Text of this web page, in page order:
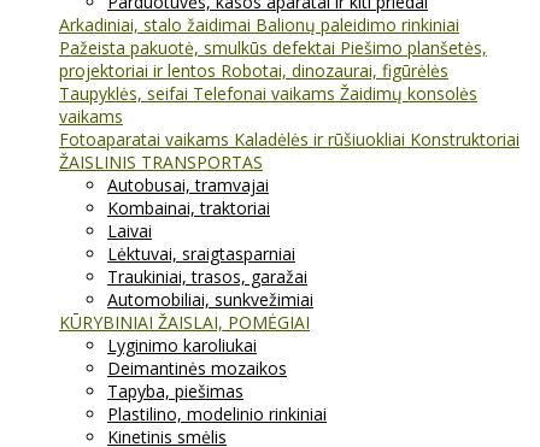
Arkadiniai, stalo žaidimai Balionų paleidimo rinkiniai
Pažeista pakuotė, smulkūs defektai Piešimo planšetės,
projektoriai ir lentos Robotai, dinozaurai, figūrėlės
Taupyklės, seifai Telefonai vaikams Žaidimų konsolės
vaikams
Fotoaparatai vaikams Kaladėlės ir rūšiuokliai Konstruktoriai
ŽAISLINIS TRANSPORTAS
Autobusai, tramvajai
Kombainai, traktoriai
Laivai
Lėktuvai, sraigtasparniai
Traukiniai, trasos, garažai
Automobiliai, sunkvežimiai
KŪRYBINIAI ŽAISLAI, POMĖGIAI
Lyginimo karoliukai
Deimantinės mozaikos
Tapyba, piešimas
Plastilino, modelinio rinkiniai
Kinetinis smėlis